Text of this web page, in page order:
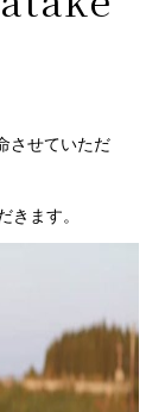
させていただ
きます。